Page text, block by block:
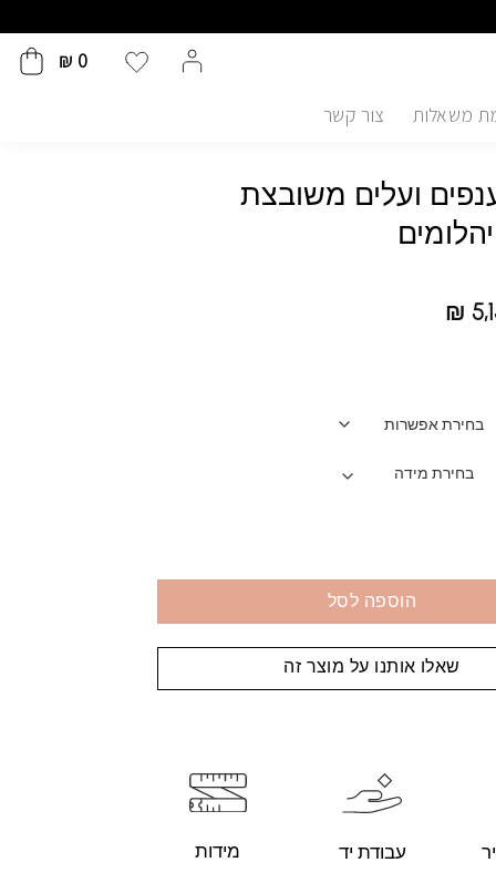
₪ 0
משאלות צור קשר
ועלים משובצת
₪
הוספה לסל
שאלו אותנו על מוצר זה
עבודת יד מידות